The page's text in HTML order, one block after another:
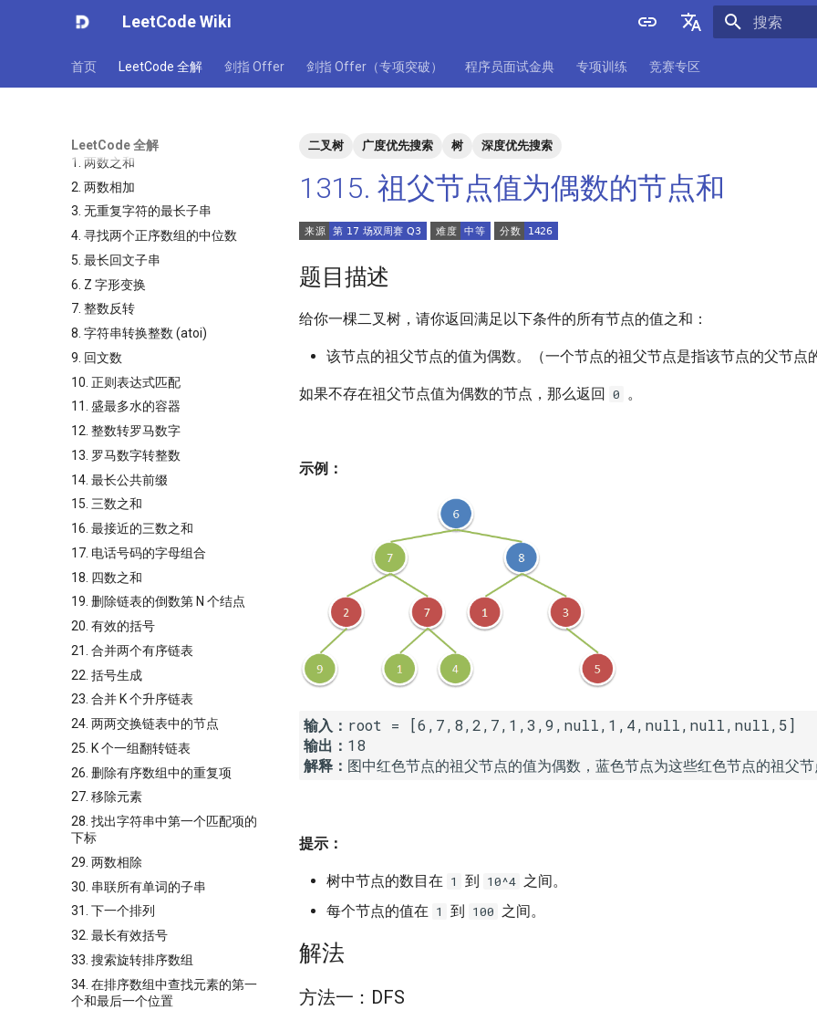
LeetCode Wiki
English
首页 LeetCode 全解 剑指 Offer 剑指 Offer（专项突破） 程序员面试金典 专项训练 竞赛专区
LeetCode 全解
1. 两数之和
2. 两数相加
3. 无重复字符的最长子串
4. 寻找两个正序数组的中位数
5. 最长回文子串
6. Z 字形变换
7. 整数反转
8. 字符串转换整数 (atoi)
9. 回文数
10. 正则表达式匹配
11. 盛最多水的容器
12. 整数转罗马数字
13. 罗马数字转整数
14. 最长公共前缀
15. 三数之和
16. 最接近的三数之和
17. 电话号码的字母组合
18. 四数之和
19. 删除链表的倒数第 N 个结点
20. 有效的括号
21. 合并两个有序链表
22. 括号生成
23. 合并 K 个升序链表
24. 两两交换链表中的节点
25. K 个一组翻转链表
26. 删除有序数组中的重复项
27. 移除元素
28. 找出字符串中第一个匹配项的
下标
29. 两数相除
30. 串联所有单词的子串
31. 下一个排列
32. 最长有效括号
33. 搜索旋转排序数组
34. 在排序数组中查找元素的第一
个和最后一个位置
二叉树 广度优先搜索 树 深度优先搜索
1315. 祖父节点值为偶数的节点和
题目描述
给你一棵二叉树，请你返回满足以下条件的所有节点的值之和：
该节点的祖父节点的值为偶数。（一个节点的祖父节点是指该节点的父节点
如果不存在祖父节点值为偶数的节点，那么返回 0 。
示例：
输入：
输出：
解释：
提示：
树中节点的数目在 1 到 10^4 之间。
每个节点的值在 1 到 100 之间。
解法
方法一：DFS